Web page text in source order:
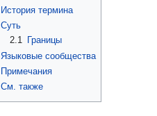
История термина
Суть
2.1
Границы
Языковые сообщества
Примечания
См. также